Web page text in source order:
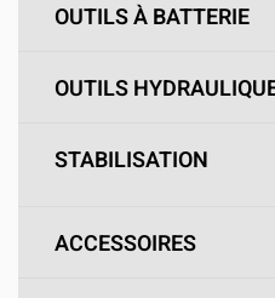
OUTILS À BATTERIE
OUTILS
STABILISATION
ACCESSOIRES